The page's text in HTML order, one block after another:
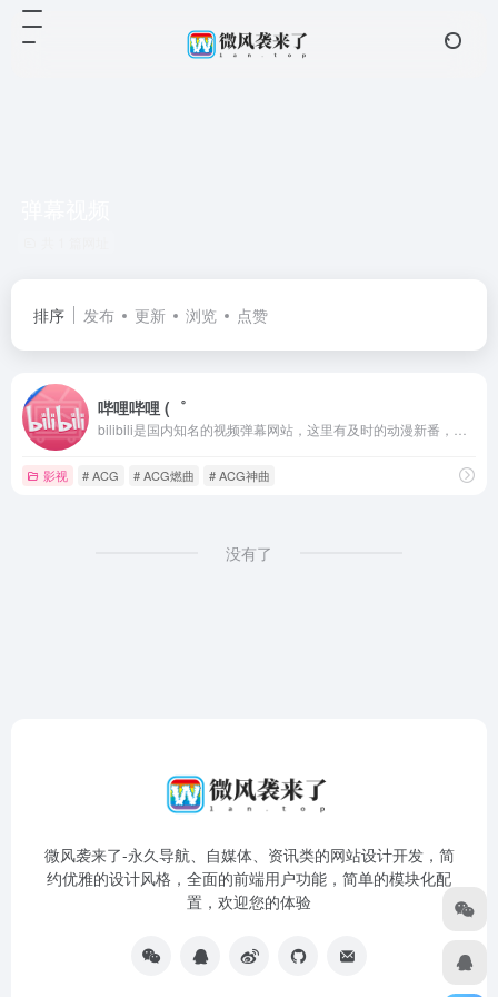
排序 发布 更新 浏览 点赞
哔哩哔哩 (゜
影视 # ACG # ACG燃曲 # ACG神曲
没有了
微风袭来了-永久导航、自媒体、资讯类的网站设计开发，简
约优雅的设计风格，全面的前端用户功能，简单的模块化配
置，欢迎您的体验